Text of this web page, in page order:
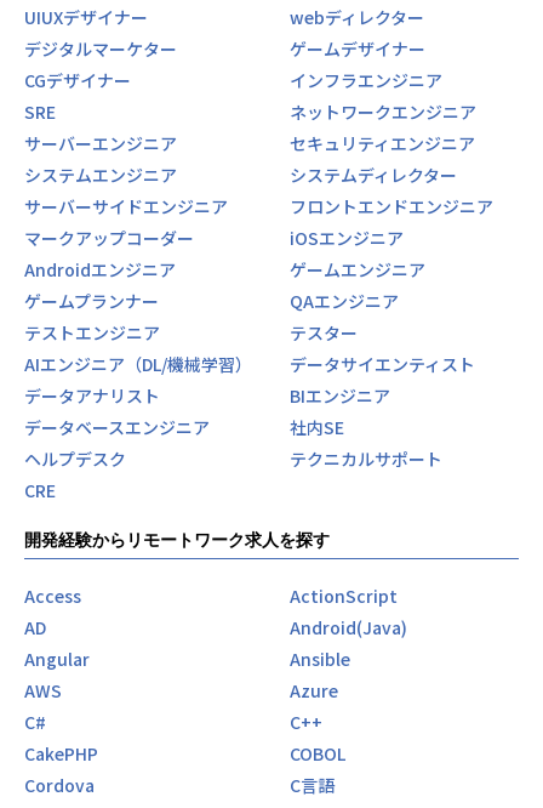
UIUXデザイナー
webディレクター
デジタルマーケター
ゲームデザイナー
CGデザイナー
インフラエンジニア
SRE
ネットワークエンジニア
サーバーエンジニア
セキュリティエンジニア
システムエンジニア
システムディレクター
サーバーサイドエンジニア
フロントエンドエンジニア
マークアップコーダー
iOSエンジニア
Androidエンジニア
ゲームエンジニア
ゲームプランナー
QAエンジニア
テストエンジニア
テスター
AIエンジニア（DL/機械学習）
データサイエンティスト
データアナリスト
BIエンジニア
データベースエンジニア
社内SE
ヘルプデスク
テクニカルサポート
CRE
開発経験からリモートワーク求人を探す
Access
ActionScript
AD
Android(Java)
Angular
Ansible
AWS
Azure
C#
C++
CakePHP
COBOL
Cordova
C言語